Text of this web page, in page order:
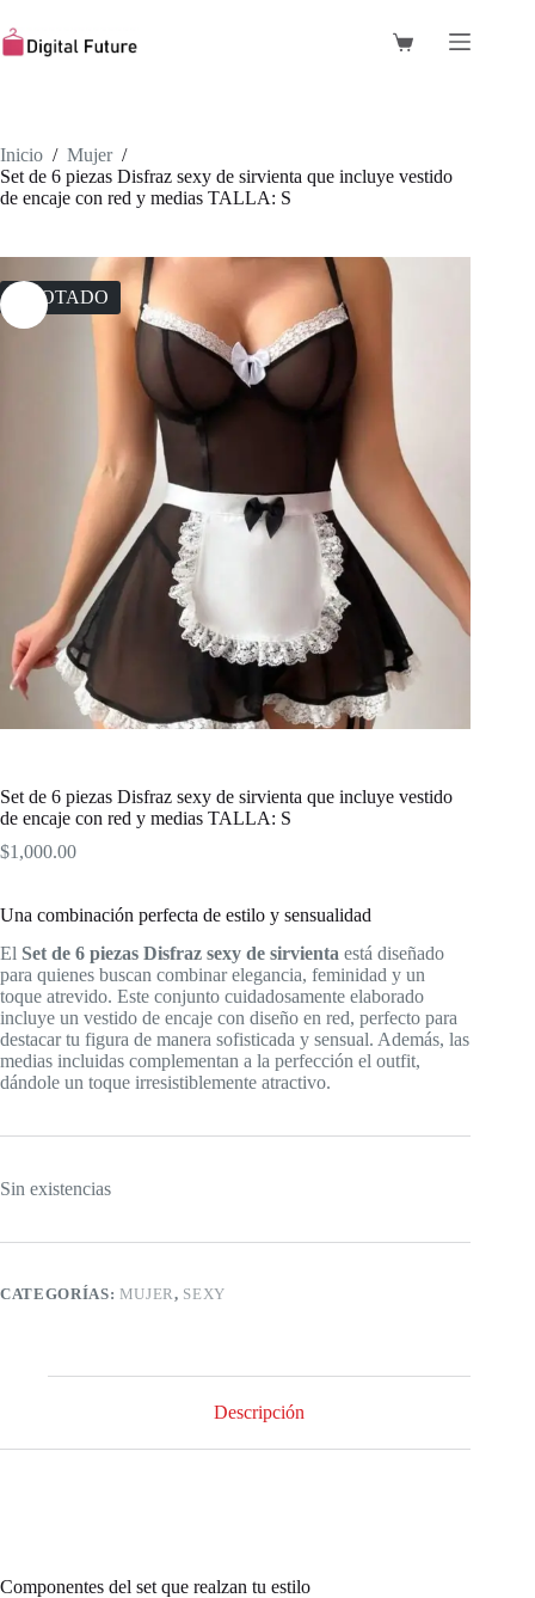
al
contenido
Carro
Inicio / Mujer /
Set de 6 piezas Disfraz sexy de sirvienta que incluye vestido
de encaje con red y medias TALLA: S
AGOTADO
Set de 6 piezas Disfraz sexy de sirvienta que incluye vestido
de encaje con red y medias TALLA: S
$1,000.00
Una combinación perfecta de estilo y sensualidad
El Set de 6 piezas Disfraz sexy de sirvienta está diseñado
para quienes buscan combinar elegancia, feminidad y un
toque atrevido. Este conjunto cuidadosamente elaborado
incluye un vestido de encaje con diseño en red, perfecto para
destacar tu figura de manera sofisticada y sensual. Además, las
medias incluidas complementan a la perfección el outfit,
dándole un toque irresistiblemente atractivo.
Sin existencias
CATEGORÍAS: MUJER, SEXY
Descripción
Componentes del set que realzan tu estilo